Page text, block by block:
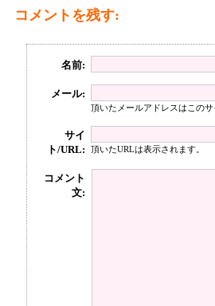
コメントを残す:
名前:
メール:
頂いたメールアドレスはこの
サイ
ト/URL:
頂いたURLは表示されます。
コメント
文: